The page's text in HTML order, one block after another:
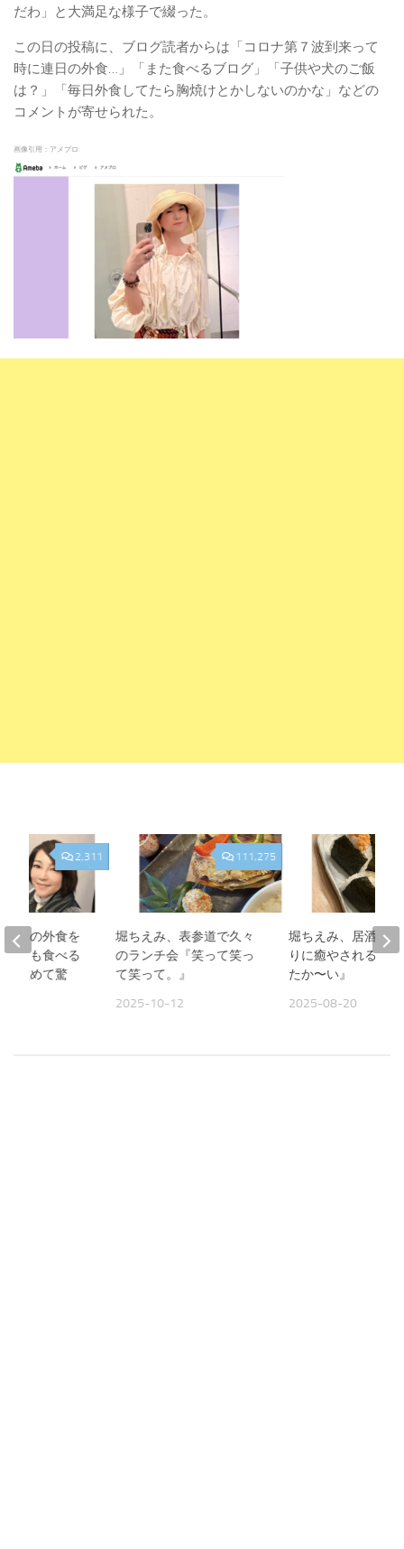
だわ」と大満足な様子で綴った。
この日の投稿に、ブログ読者からは「コロナ第７波到来って
時に連日の外食…」「また食べるブログ」「子供や犬のご飯
は？」「毎日外食してたら胸焼けとかしないのかな」などの
コメントが寄せられた。
画像引用：アメブロ
111,275
堀ちえみ、表参道で久々
のランチ会『笑って笑っ
て笑って。』
2025-10-12
堀ちえみ、居酒屋
りに癒やされる夜
たか〜い』
2025-08-20
2,311
夫との外食を
よりも食べる
て改めて驚